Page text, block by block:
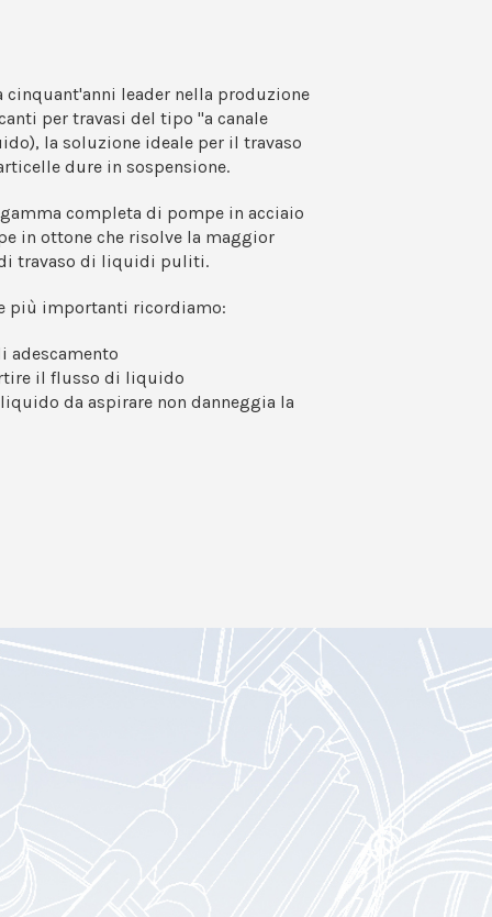
cinquant'anni leader nella produzione
per travasi del tipo "a canale
la soluzione ideale per il travaso
dure in sospensione.
completa di pompe in acciaio
in ottone che risolve la maggior
travaso di liquidi puliti.
più importanti ricordiamo:
adescamento
il flusso di liquido
da aspirare non danneggia la